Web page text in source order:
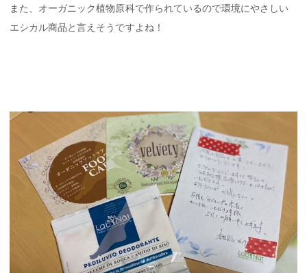
また、オーガニック植物原科で作られているので環境にやさしい
エシカル商品と言えそうですよね！